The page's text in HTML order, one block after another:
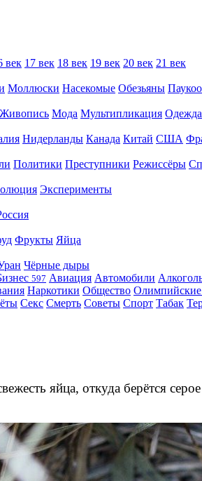
век 17 век 18 век 19 век 20 век 21 век
Моллюски Насекомые Обезьяны
Живопись Мода Мультипликация Одежда
Нидерланды Канада Китай США
Политики Преступники Режиссёры
Эксперименты
Фрукты Яйца
Чёрные дыры
597 Авиация Автомобили
Наркотики Общество
Секс Смерть Советы Спорт Табак
яйца, откуда берётся